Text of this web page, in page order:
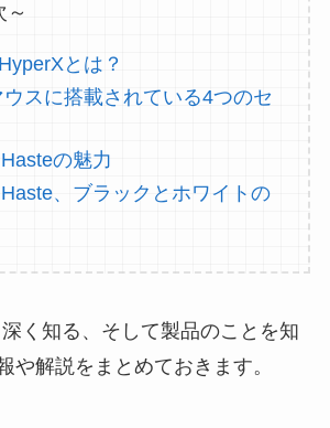
～
とは？
スに搭載されている4つのセ
の魅力
、ブラックとホワイトの
く知る、そして製品のことを知
や解説をまとめておきます。